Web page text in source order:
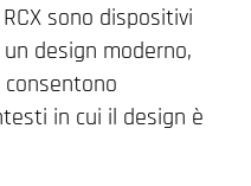
sono dispositivi
design moderno,
in cui il design è